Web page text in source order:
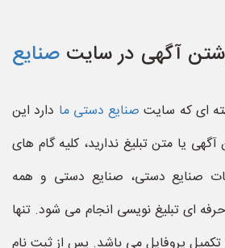
آگهی در سایت صنایع
ای که سایت صنایع دستی ما دارد این
یا متن تبلیغ ندارید، کلیه گام های
صنایع دستی، صنایع دستی و همه
ای تبلیغ نویسی انجام می شود. تنها
پروفایل می باشد. پس از ثبت نام